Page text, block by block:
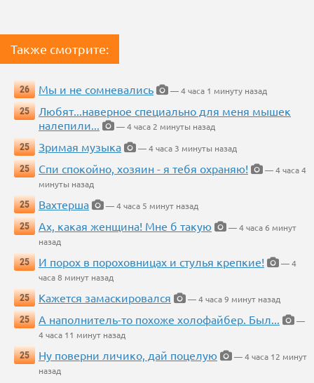
Также смотрите:
26 Мы и не сомневались
— 4 часа 1 минуту назад
25
Любят...наверное специально для меня мышек
налепили...
— 4 часа 2 минуты назад
25
Зримая музыка
— 4 часа 3 минуты назад
25
Спи спокойно, хозяин - я тебя охраняю!
— 4 часа 4
минуты назад
25
Вахтерша
— 4 часа 5 минут назад
25
Ах, какая женщина! Мне б такую
— 4 часа 6 минут
назад
25
И порох в пороховницах и стулья крепкие!
— 4
часа 8 минут назад
25
Кажется замаскировался
— 4 часа 9 минут назад
25
А наполнитель-то похоже холофайбер. Был...
—
4 часа 11 минут назад
25
Ну поверни личико, дай поцелую
— 4 часа 12 минут
назад